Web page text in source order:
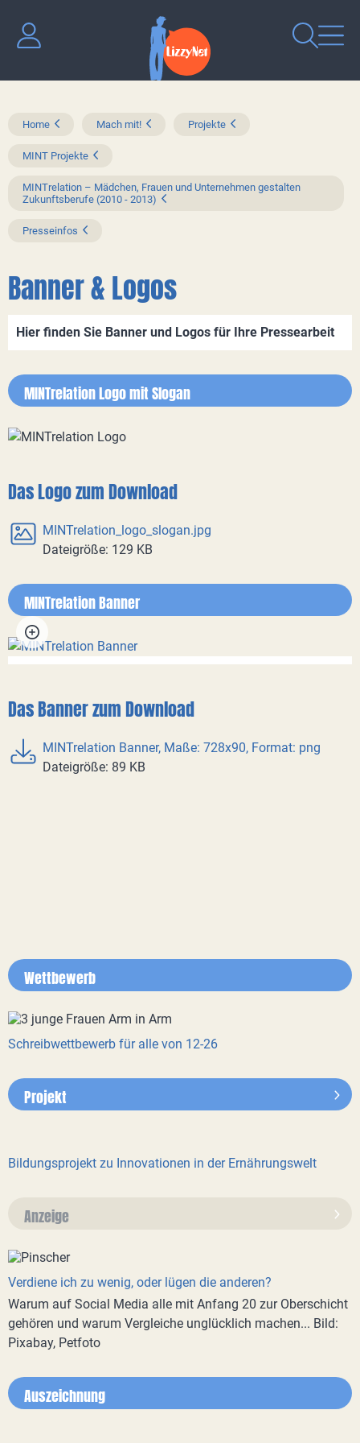
Home Mach mit! Projekte
MINT Projekte
MINTrelation – Mädchen, Frauen und Unternehmen gestalten
Zukunftsberufe (2010 - 2013)
Presseinfos
Banner & Logos
Hier finden Sie Banner und Logos für Ihre Pressearbeit
MINTrelation Logo mit Slogan
Das Logo zum Download
MINTrelation_logo_slogan.jpg
Dateigröße: 129 KB
MINTrelation Banner
Das Banner zum Download
MINTrelation Banner, Maße: 728x90, Format: png
Dateigröße: 89 KB
Wettbewerb
Schreibwettbewerb für alle von 12-26
Projekt
Bildungsprojekt zu Innovationen in der Ernährungswelt
Anzeige
Verdiene ich zu wenig, oder lügen die anderen?
Warum auf Social Media alle mit Anfang 20 zur Oberschicht
gehören und warum Vergleiche unglücklich machen... Bild:
Pixabay, Petfoto
Auszeichnung